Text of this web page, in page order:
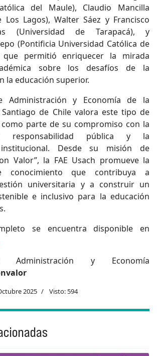
del Maule), Claudio Mancilla
Los Lagos), Walter Sáez y Francisco
(Universidad de Tarapacá), y
(Pontificia Universidad Católica de
que permitió enriquecer la mirada
sobre los desafíos de la
la educación superior.
Administración y Economía de la
de Chile valora este tipo de
como parte de su compromiso con la
responsabilidad pública y la
institucional. Desde su misión de
Valor”, la FAE Usach promueve la
conocimiento que contribuya a
universitaria y a construir un
e inclusivo para la educación
se encuentra disponible en
Administración y Economía
2025 Visto: 594